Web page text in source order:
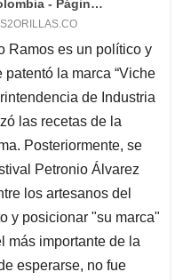
Ramos es un político y
la marca “Viche
de Industria
las recetas de la
Posteriormente, se
Petronio Álvarez
los artesanos del
y posicionar "su marca"
más importante de la
esperarse, no fue